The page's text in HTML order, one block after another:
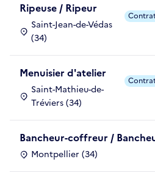
Ripeuse / Ripeur
Saint-Jean-de-Védas
(34)
Menuisier d'atelier
Saint-Mathieu-de-
Tréviers (34)
Bancheur-coffreur /
Montpellier (34)